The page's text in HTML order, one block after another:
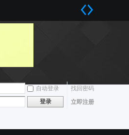
自动登录
找回密码
登录 立即注册